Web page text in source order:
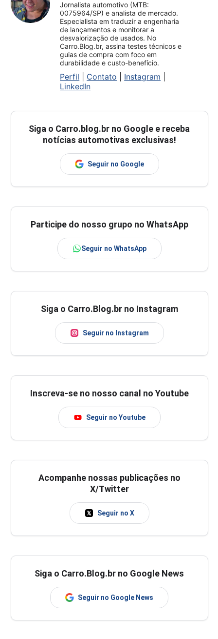
Jornalista automotivo (MTB:
0075964/SP) e analista de mercado.
Especialista em traduzir a engenharia
de lançamentos e monitorar a
desvalorização de usados. No
Carro.Blog.br, assina testes técnicos e
guias de compra com foco em
durabilidade e custo-benefício.
Perfil Contato Instagram
LinkedIn
Siga o Carro.blog.br no Google e receba
notícias automotivas exclusivas!
Seguir no Google
Participe do nosso grupo no WhatsApp
Seguir no WhatsApp
Siga o Carro.Blog.br no Instagram
Seguir no Instagram
Inscreva-se no nosso canal no Youtube
Seguir no Youtube
Acompanhe nossas publicações no
X/Twitter
Seguir no X
Siga o Carro.Blog.br no Google News
Seguir no Google News